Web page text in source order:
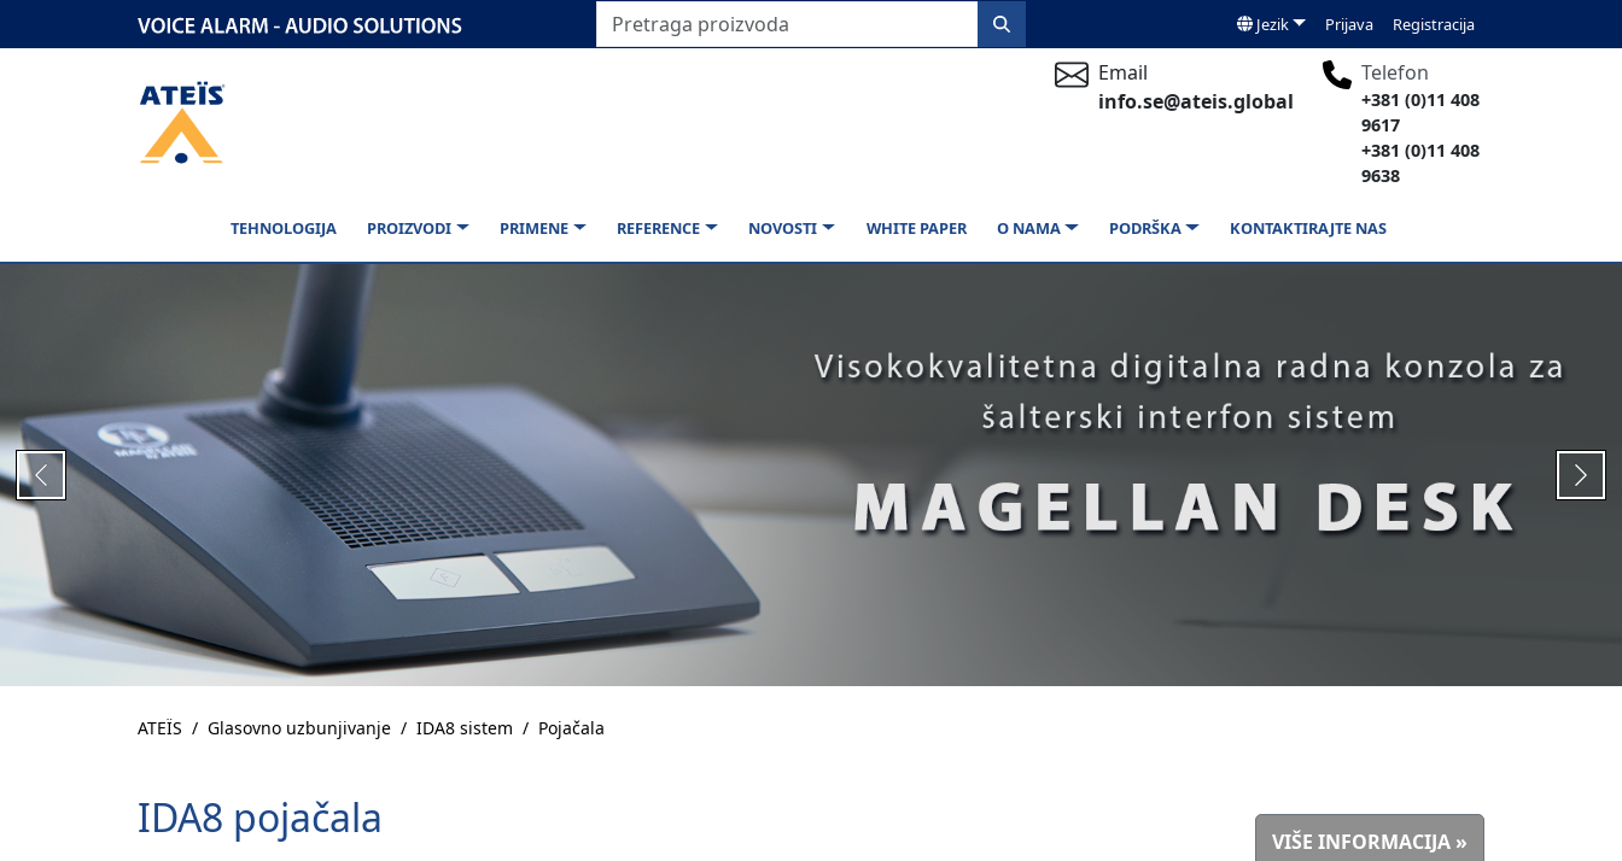
Jezik Prijava Registracija
Email
info.se@ateis.global
Telefon
+381 (0)11 408
9617
+381 (0)11 408
9638
TEHNOLOGIJA PROIZVODI PRIMENE REFERENCE NOVOSTI WHITE PAPER O NAMA PODRŠKA KONTAKTIRAJTE NAS
Previous Next
ATEÏS Glasovno uzbunjivanje IDA8 sistem Pojačala
IDA8 pojačala VIŠE INFORMACIJA »